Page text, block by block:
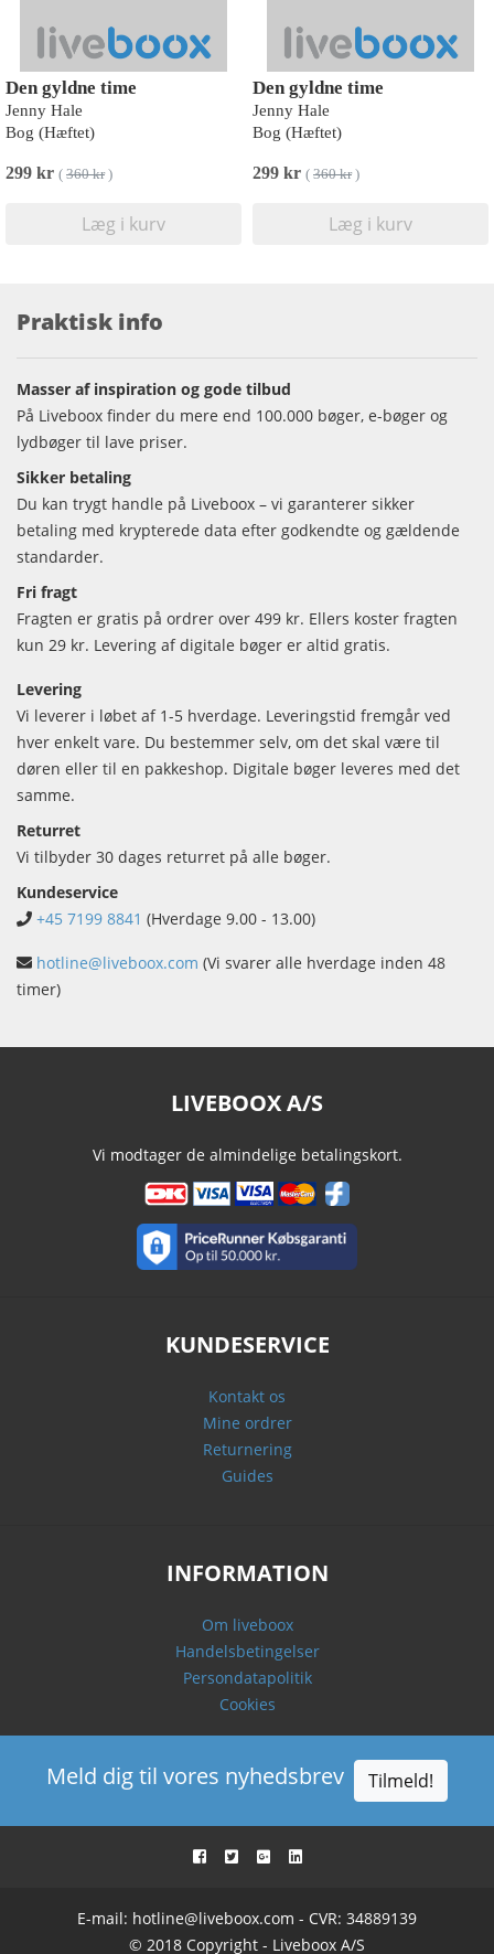
Den gyldne time
Jenny Hale
Bog (Hæftet)
299 kr ( 360 kr)
Læg i kurv
Den gyldne time
Jenny Hale
Bog (Hæftet)
299 kr ( 360 kr)
Læg i kurv
Praktisk info
Masser af inspiration og gode tilbud
På Liveboox finder du mere end 100.000 bøger, e-bøger og
lydbøger til lave priser.
Sikker betaling
Du kan trygt handle på Liveboox – vi garanterer sikker
betaling med krypterede data efter godkendte og gældende
standarder.
Fri fragt
Fragten er gratis på ordrer over 499 kr. Ellers koster fragten
kun 29 kr. Levering af digitale bøger er altid gratis.
Levering
Vi leverer i løbet af 1-5 hverdage. Leveringstid fremgår ved
hver enkelt vare. Du bestemmer selv, om det skal være til
døren eller til en pakkeshop. Digitale bøger leveres med det
samme.
Returret
Vi tilbyder 30 dages returret på alle bøger.
Kundeservice
+45 7199 8841 (Hverdage 9.00 - 13.00)
hotline@liveboox.com (Vi svarer alle hverdage inden 48
timer)
LIVEBOOX A/S
Vi modtager de almindelige betalingskort.
KUNDESERVICE
Kontakt os
Mine ordrer
Returnering
Guides
INFORMATION
Om liveboox
Handelsbetingelser
Persondatapolitik
Cookies
Meld dig til vores nyhedsbrev Tilmeld!
E-mail: hotline@liveboox.com - CVR: 34889139
© 2018 Copyright - Liveboox A/S